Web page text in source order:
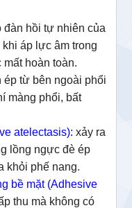
đàn hồi tự nhiên của
áp lực âm trong
hoàn toàn.
từ bên ngoài phổi
màng phổi, bất
atelectasis):xảy ra
lồng ngực đè ép
khỏi phế nang.
bề mặt (Adhesive
thu mà không có